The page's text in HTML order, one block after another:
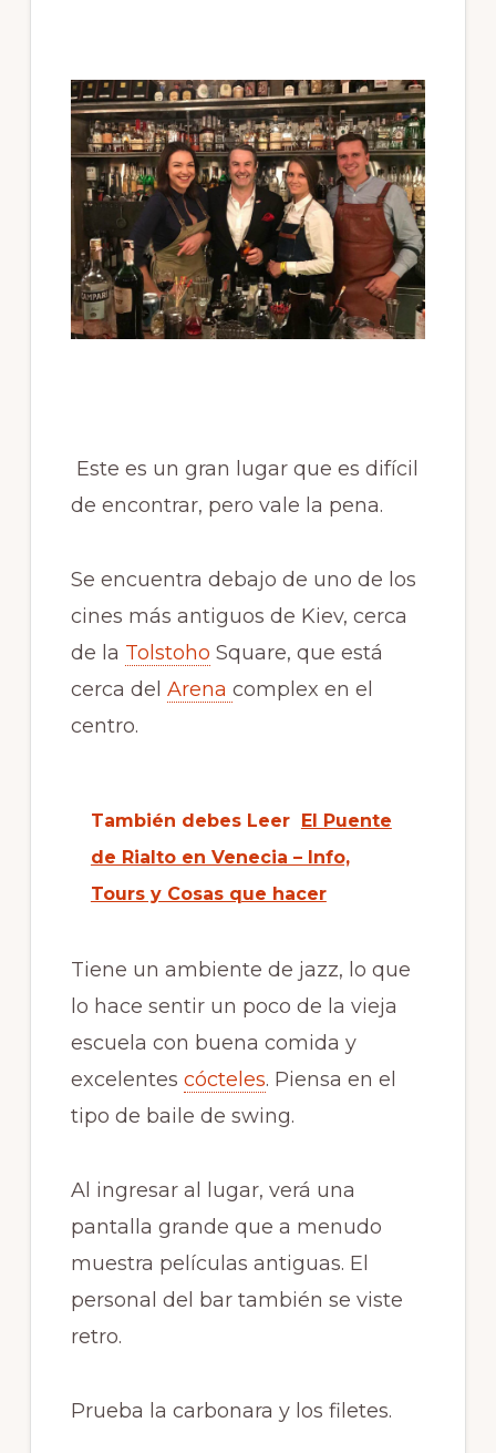
Este es un gran lugar que es difícil
de encontrar, pero vale la pena.
Se encuentra debajo de uno de los
cines más antiguos de Kiev, cerca
de la Tolstoho Square, que está
cerca del Arena complex en el
centro.
También debes Leer
El Puente
de Rialto en Venecia – Info,
Tours y Cosas que hacer
Tiene un ambiente de jazz, lo que
lo hace sentir un poco de la vieja
escuela con buena comida y
excelentes cócteles. Piensa en el
tipo de baile de swing.
Al ingresar al lugar, verá una
pantalla grande que a menudo
muestra películas antiguas. El
personal del bar también se viste
retro.
Prueba la carbonara y los filetes.